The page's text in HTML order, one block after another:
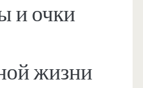
и очки
жизни